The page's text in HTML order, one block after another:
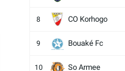
8 CO Korhogo
9 Bouaké Fc
10 So Armee